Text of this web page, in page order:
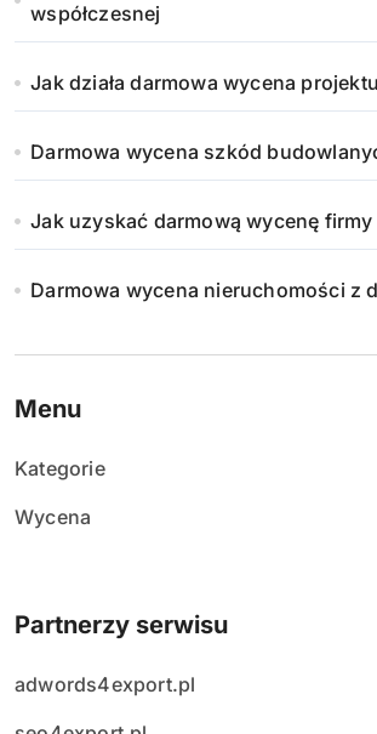
współczesnej
Jak działa darmowa wycena
Darmowa wycena szkód
Jak uzyskać darmową wycenę
Darmowa wycena nieruchomości z
Menu
Kategorie
Wycena
Partnerzy serwisu
adwords4export.pl